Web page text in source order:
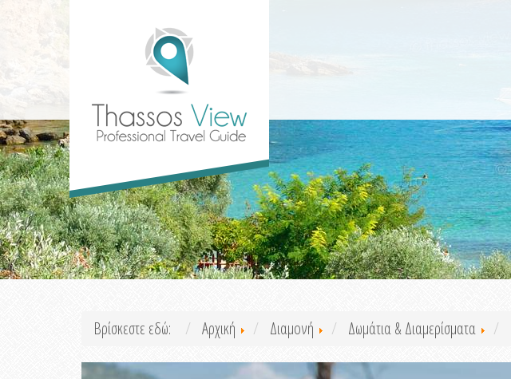
Βρίσκεστε εδώ: Αρχική Διαμονή Δωμάτια & Διαμερίσματα